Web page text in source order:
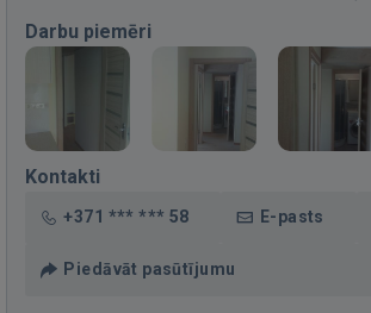
Darbu piemēri
Kontakti
+371 *** *** 58 E-pasts
Piedāvāt pasūtījumu